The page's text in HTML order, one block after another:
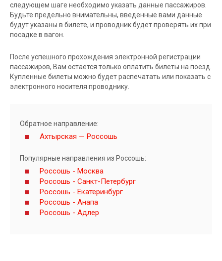
следующем шаге необходимо указать данные пассажиров.
Будьте предельно внимательны, введенные вами данные
будут указаны в билете, и проводник будет проверять их при
посадке в вагон.
После успешного прохождения электронной регистрации
пассажиров, Вам остается только оплатить билеты на поезд.
Купленные билеты можно будет распечатать или показать с
электронного носителя проводнику.
Обратное направление:
Ахтырская — Россошь
Популярные направления из Россошь:
Россошь - Москва
Россошь - Санкт-Петербург
Россошь - Екатеринбург
Россошь - Анапа
Россошь - Адлер